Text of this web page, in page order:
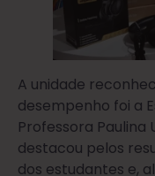
A unidade
desempenho foi a
Professora Paulina
destacou pelos
dos estudantes e,